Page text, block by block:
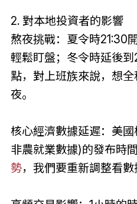
2. 對本地投資者的影響
熬夜挑戰：夏令時21:30
輕鬆盯盤；冬令時延後
點，對上班族來說，想
夜。
核心經濟數據延遲：美國
非農就業數據)的發布時
勢，我們要重新調整看數